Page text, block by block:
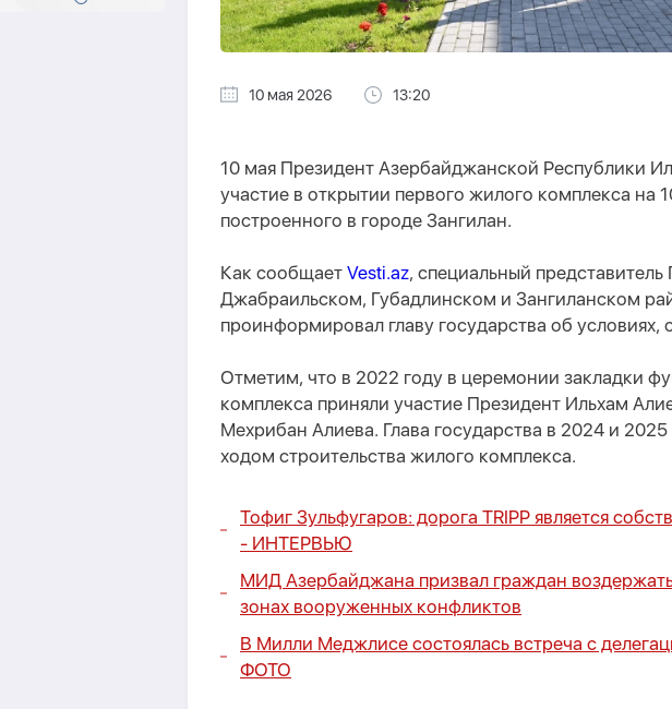
10 мая 2026 13:20
10 мая Президент Азербайджанской Республики
участие в открытии первого жилого комплекса на
построенного в городе Зангилан.
Как сообщает Vesti.az, специальный представитель
Джабраильском, Губадлинском и Зангиланском
проинформировал главу государства об условиях,
Отметим, что в 2022 году в церемонии закладки
комплекса приняли участие Президент Ильхам
Мехрибан Алиева. Глава государства в 2024 и
ходом строительства жилого комплекса.
Тофиг Зульфугаров: дорога TRIPP является
- ИНТЕРВЬЮ
МИД Азербайджана призвал граждан
зонах вооруженных конфликтов
В Милли Меджлисе состоялась встреча с
ФОТО